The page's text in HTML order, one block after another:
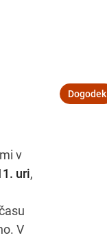
Dogodek
v
uri,
V